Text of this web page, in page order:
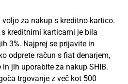
voljo za nakup s kreditno kartico.
kreditnimi karticami je bila
3%. Najprej se prijavite in
odprete račun s fiat denarjem,
jih uporabite za nakup SHIB.
trgovanje z več kot 500